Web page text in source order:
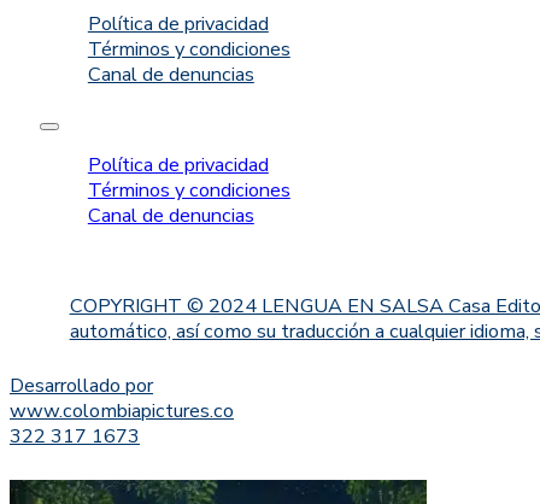
Política de privacidad
Términos y condiciones
Canal de denuncias
Política de privacidad
Términos y condiciones
Canal de denuncias
COPYRIGHT © 2024 LENGUA EN SALSA Casa
automático, así como su traducción a cualquier
Desarrollado por
www.colombiapictures.co
322 317 1673